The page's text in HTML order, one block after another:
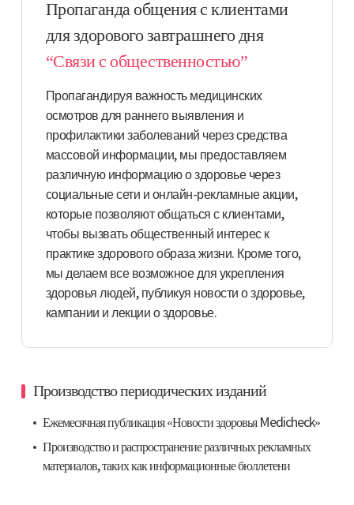
Пропаганда общения с клиентами
для здорового завтрашнего дня
“Связи с общественностью”
Пропагандируя важность медицинских
осмотров для раннего выявления и
профилактики заболеваний через средства
массовой информации, мы предоставляем
различную информацию о здоровье через
социальные сети и онлайн-рекламные акции,
которые позволяют общаться с клиентами,
чтобы вызвать общественный интерес к
практике здорового образа жизни. Кроме того,
мы делаем все возможное для укрепления
здоровья людей, публикуя новости о здоровье,
кампании и лекции о здоровье.
Производство периодических изданий
Ежемесячная публикация «Новости здоровья Medicheck»
Производство и распространение различных рекламных
материалов, таких как информационные бюллетени